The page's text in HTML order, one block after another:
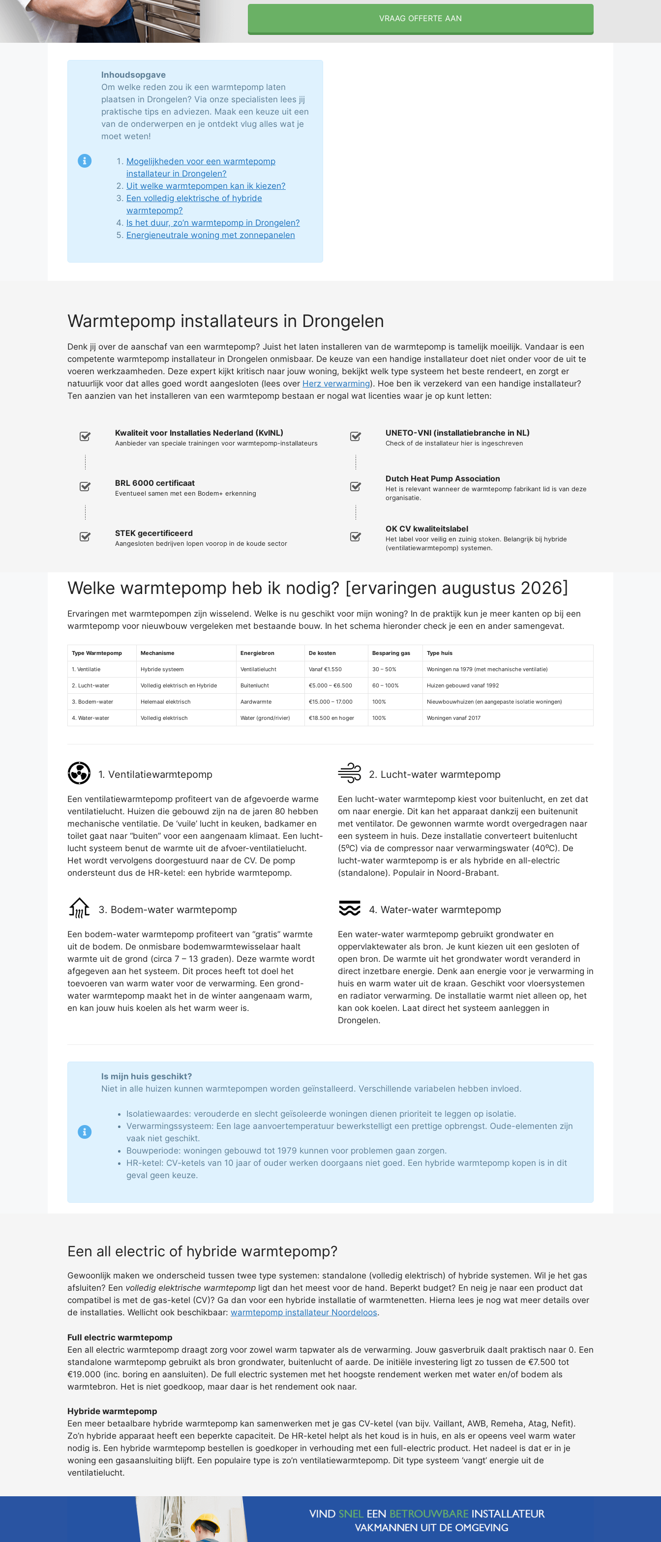
VRAAG OFFERTE AAN
Inhoudsopgave
Om welke reden zou ik een warmtepomp laten
plaatsen in Drongelen? Via onze specialisten lees jij
praktische tips en adviezen. Maak een keuze uit een
van de onderwerpen en je ontdekt vlug alles wat je
moet weten!
Mogelijkheden voor een warmtepomp
installateur in Drongelen?
Uit welke warmtepompen kan ik kiezen?
Een volledig elektrische of hybride
warmtepomp?
Is het duur, zo’n warmtepomp in Drongelen?
Energieneutrale woning met zonnepanelen
Warmtepomp installateurs in Drongelen
Denk jij over de aanschaf van een warmtepomp? Juist het laten installeren van de warmtepomp is tamelijk moeilijk. Vandaar is een
competente warmtepomp installateur in Drongelen onmisbaar. De keuze van een handige installateur doet niet onder voor de uit te
voeren werkzaamheden. Deze expert kijkt kritisch naar jouw woning, bekijkt welk type systeem het beste rendeert, en zorgt er
natuurlijk voor dat alles goed wordt aangesloten (lees over Herz verwarming). Hoe ben ik verzekerd van een handige installateur?
Ten aanzien van het installeren van een warmtepomp bestaan er nogal wat licenties waar je op kunt letten:
Kwaliteit voor Installaties Nederland (KvINL)
Aanbieder van speciale trainingen voor warmtepomp-installateurs
BRL 6000 certificaat
Eventueel samen met een Bodem+ erkenning
STEK gecertificeerd
Aangesloten bedrijven lopen voorop in de koude sector
UNETO-VNI (installatiebranche in NL)
Check of de installateur hier is ingeschreven
Dutch Heat Pump Association
Het is relevant wanneer de warmtepomp fabrikant lid is van deze
organisatie.
OK CV kwaliteitslabel
Het label voor veilig en zuinig stoken. Belangrijk bij hybride
(ventilatiewarmtepomp) systemen.
Welke warmtepomp heb ik nodig? [ervaringen augustus 2026]
Ervaringen met warmtepompen zijn wisselend. Welke is nu geschikt voor mijn woning? In de praktijk kun je meer kanten op bij een
warmtepomp voor nieuwbouw vergeleken met bestaande bouw. In het schema hieronder check je een en ander samengevat.
Type Warmtepomp Mechanisme Energiebron De kosten Besparing gas Type huis
1. Ventilatie Hybride systeem Ventilatielucht Vanaf €1.550 30 – 50% Woningen na 1979 (met mechanische ventilatie)
2. Lucht-water Volledig elektrisch en Hybride Buitenlucht €5.000 – €6.500 60 – 100% Huizen gebouwd vanaf 1992
3. Bodem-water Helemaal elektrisch Aardwarmte €15.000 – 17.000 100% Nieuwbouwhuizen (en aangepaste isolatie woningen)
4. Water-water Volledig elektrisch Water (grond/rivier) €18.500 en hoger 100% Woningen vanaf 2017
1. Ventilatiewarmtepomp
Een ventilatiewarmtepomp profiteert van de afgevoerde warme
ventilatielucht. Huizen die gebouwd zijn na de jaren 80 hebben
mechanische ventilatie. De ‘vuile’ lucht in keuken, badkamer en
toilet gaat naar “buiten” voor een aangenaam klimaat. Een lucht-
lucht systeem benut de warmte uit de afvoer-ventilatielucht.
Het wordt vervolgens doorgestuurd naar de CV. De pomp
ondersteunt dus de HR-ketel: een hybride warmtepomp.
2. Lucht-water warmtepomp
Een lucht-water warmtepomp kiest voor buitenlucht, en zet dat
om naar energie. Dit kan het apparaat dankzij een buitenunit
met ventilator. De gewonnen warmte wordt overgedragen naar
een systeem in huis. Deze installatie converteert buitenlucht
(5⁰C) via de compressor naar verwarmingswater (40⁰C). De
lucht-water warmtepomp is er als hybride en all-electric
(standalone). Populair in Noord-Brabant.
3. Bodem-water warmtepomp
Een bodem-water warmtepomp profiteert van “gratis” warmte
uit de bodem. De onmisbare bodemwarmtewisselaar haalt
warmte uit de grond (circa 7 – 13 graden). Deze warmte wordt
afgegeven aan het systeem. Dit proces heeft tot doel het
toevoeren van warm water voor de verwarming. Een grond-
water warmtepomp maakt het in de winter aangenaam warm,
en kan jouw huis koelen als het warm weer is.
4. Water-water warmtepomp
Een water-water warmtepomp gebruikt grondwater en
oppervlaktewater als bron. Je kunt kiezen uit een gesloten of
open bron. De warmte uit het grondwater wordt veranderd in
direct inzetbare energie. Denk aan energie voor je verwarming in
huis en warm water uit de kraan. Geschikt voor vloersystemen
en radiator verwarming. De installatie warmt niet alleen op, het
kan ook koelen. Laat direct het systeem aanleggen in
Drongelen.
Is mijn huis geschikt?
Niet in alle huizen kunnen warmtepompen worden geïnstalleerd. Verschillende variabelen hebben invloed.
Isolatiewaardes: verouderde en slecht geïsoleerde woningen dienen prioriteit te leggen op isolatie.
Verwarmingssysteem: Een lage aanvoertemperatuur bewerkstelligt een prettige opbrengst. Oude-elementen zijn
vaak niet geschikt.
Bouwperiode: woningen gebouwd tot 1979 kunnen voor problemen gaan zorgen.
HR-ketel: CV-ketels van 10 jaar of ouder werken doorgaans niet goed. Een hybride warmtepomp kopen is in dit
geval geen keuze.
Een all electric of hybride warmtepomp?
Gewoonlijk maken we onderscheid tussen twee type systemen: standalone (volledig elektrisch) of hybride systemen. Wil je het gas
afsluiten? Een volledig elektrische warmtepomp ligt dan het meest voor de hand. Beperkt budget? En neig je naar een product dat
compatibel is met de gas-ketel (CV)? Ga dan voor een hybride installatie of warmtenetten. Hierna lees je nog wat meer details over
de installaties. Wellicht ook beschikbaar: warmtepomp installateur Noordeloos.
Full electric warmtepomp
Een all electric warmtepomp draagt zorg voor zowel warm tapwater als de verwarming. Jouw gasverbruik daalt praktisch naar 0. Een
standalone warmtepomp gebruikt als bron grondwater, buitenlucht of aarde. De initiële investering ligt zo tussen de €7.500 tot
€19.000 (inc. boring en aansluiten). De full electric systemen met het hoogste rendement werken met water en/of bodem als
warmtebron. Het is niet goedkoop, maar daar is het rendement ook naar.
Hybride warmtepomp
Een meer betaalbare hybride warmtepomp kan samenwerken met je gas CV-ketel (van bijv. Vaillant, AWB, Remeha, Atag, Nefit).
Zo’n hybride apparaat heeft een beperkte capaciteit. De HR-ketel helpt als het koud is in huis, en als er opeens veel warm water
nodig is. Een hybride warmtepomp bestellen is goedkoper in verhouding met een full-electric product. Het nadeel is dat er in je
woning een gasaansluiting blijft. Een populaire type is zo’n ventilatiewarmtepomp. Dit type systeem ‘vangt’ energie uit de
ventilatielucht.